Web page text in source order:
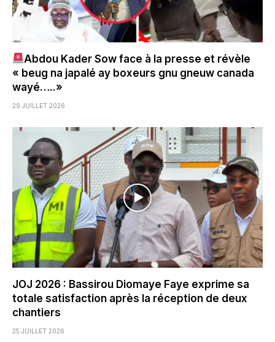
Abdou Kader Sow face à la presse et révèle
« beug na japalé ay boxeurs gnu gneuw canada
wayé…..»
29 JUILLET 2026
JOJ 2026 : Bassirou Diomaye Faye exprime sa
totale satisfaction après la réception de deux
chantiers
25 JUILLET 2026